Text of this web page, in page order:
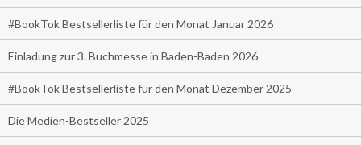
#BookTok Bestsellerliste für den Monat Januar 2026
Einladung zur 3. Buchmesse in Baden-Baden 2026
#BookTok Bestsellerliste für den Monat Dezember 2025
Die Medien-Bestseller 2025